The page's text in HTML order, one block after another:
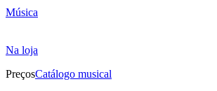
Música
Na loja
PreçosCatálogo musical